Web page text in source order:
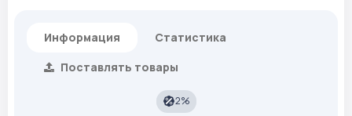
Информация
Статистика
Поставлять товары
2%